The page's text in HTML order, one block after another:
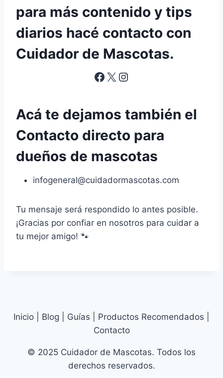
para más contenido y tips
diarios hacé contacto con
Cuidador de Mascotas.
Facebook X Instagram
Acá te dejamos también el
Contacto directo para
dueños de mascotas
infogeneral@cuidadormascotas.com
Tu mensaje será respondido lo antes posible.
¡Gracias por confiar en nosotros para cuidar a
tu mejor amigo! 🐾
Inicio | Blog | Guías | Productos Recomendados |
Contacto
© 2025 Cuidador de Mascotas. Todos los
derechos reservados.